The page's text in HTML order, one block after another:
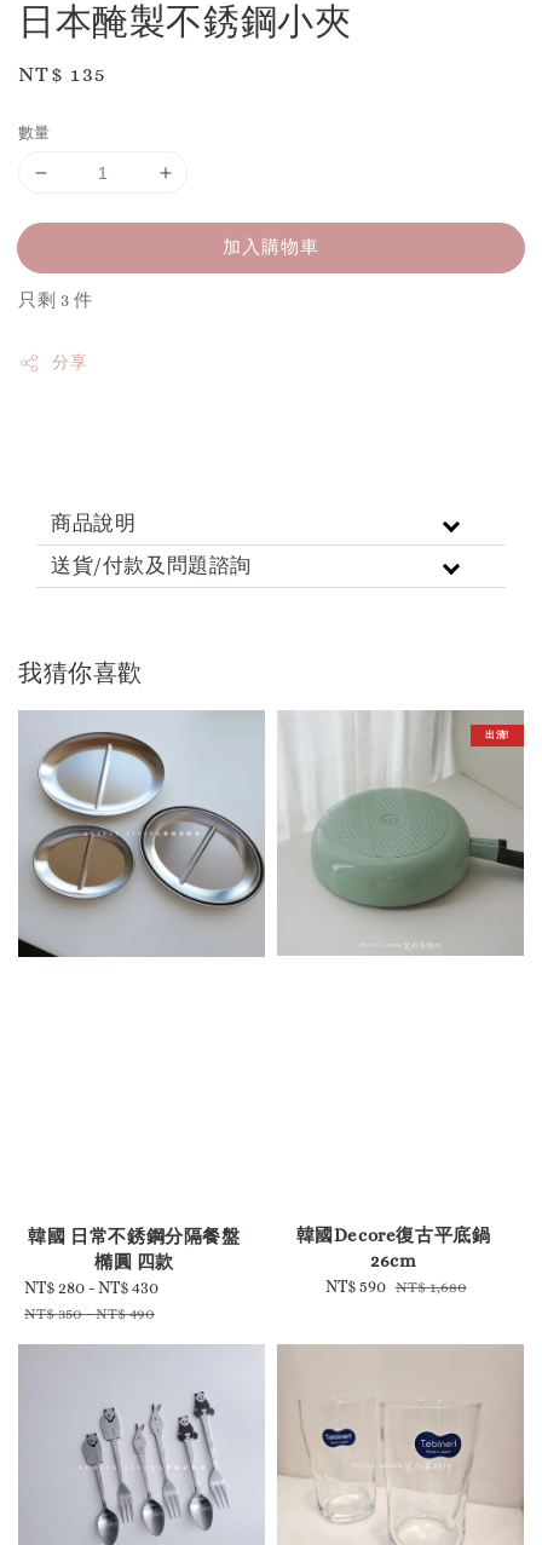
日本醃製不銹鋼小夾
Regular
NT$ 135
數量
加入購物車
只剩 3 件
分享
商品說明
送貨/付款及問題諮詢
我猜你喜歡
韓國 日常不銹鋼分隔餐盤
橢圓 四款
Sale
price
NT$ 280 -NT$ 430
NT$ 350-NT$ 490
出清!
韓國Decore復古平底鍋
26cm
Sale
NT$ 590 Regular
NT$ 1,680